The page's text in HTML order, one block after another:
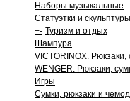
Наборы музыкальные
Статуэтки и скульптуры
+- Туризм и отдых
Шампура
VICTORINOX.
WENGER. Рюкзаки,
Игры
Сумки, рюкзаки и